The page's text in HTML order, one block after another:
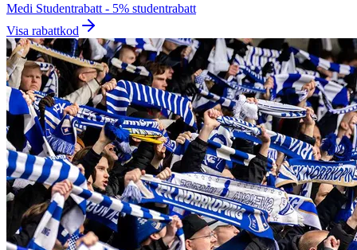
Medi Studentrabatt - 5% studentrabatt
Visa rabattkod